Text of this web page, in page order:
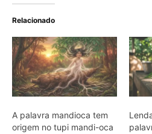
Como a raiz histórica da
mandioca conecta a
tradição ancestral tupi à
segurança alimentar e